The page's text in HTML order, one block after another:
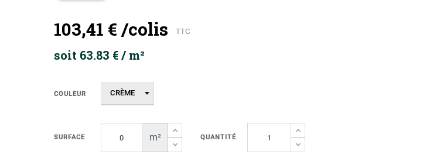
103,41 € /colis TTC
soit 63.83 € / m²
COULEUR
SURFACE m² QUANTITÉ